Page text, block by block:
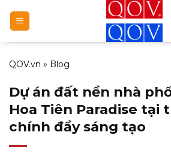
qua
nội
dung
QOV.vn » Blog
Dự án đất nền nhà
Hoa Tiên Paradise tại
chính đầy sáng tạo